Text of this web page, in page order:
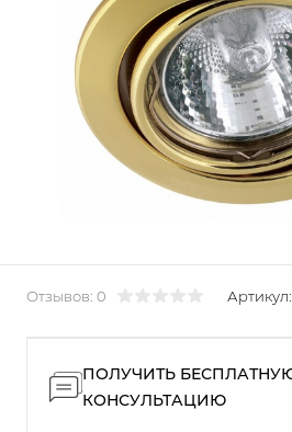
Отзывов: 0 Артикул:
ПОЛУЧИТЬ
КОНСУЛЬТАЦИЮ